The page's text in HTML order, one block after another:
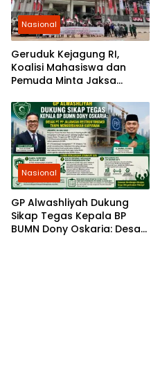
Nasional
Geruduk Kejagung RI,
Koalisi Mahasiswa dan
Pemuda Minta Jaksa
Musim Mas
Nasional
GP Alwashliyah Dukung
Sikap Tegas Kepala BP
BUMN Dony Oskaria: Desak